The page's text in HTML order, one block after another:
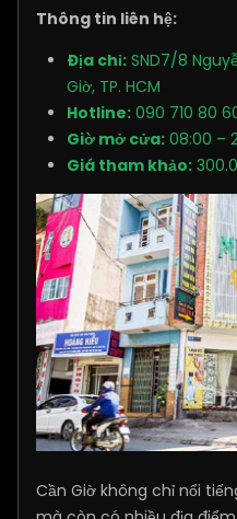
Thông tin liên hệ:
Địa chỉ: SND7/8
Giờ, TP. HCM
Hotline: 090 710 80
Giờ mở cửa: 08:00 –
Giá tham khảo:
Cần Giờ không chỉ nổi